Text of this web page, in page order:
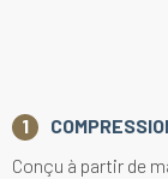
Conçu à partir de